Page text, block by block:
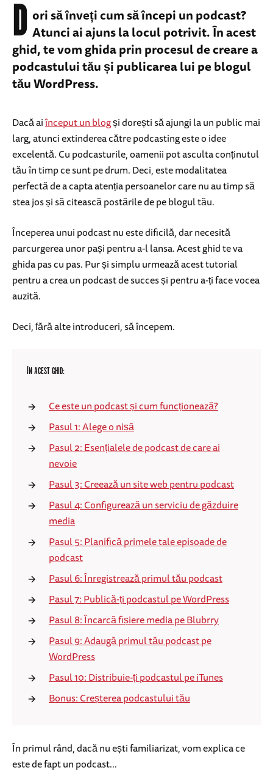
D ori să înveți cum să începi un podcast?
Atunci ai ajuns la locul potrivit. În acest
ghid, te vom ghida prin procesul de creare a
podcastului tău și publicarea lui pe blogul
tău WordPress.
Dacă aiînceput un blogși dorești să ajungi la un public mai
larg, atunci extinderea către podcasting este o idee
excelentă. Cu podcasturile, oamenii pot asculta conținutul
tău în timp ce sunt pe drum. Deci, este modalitatea
perfectă de a capta atenția persoanelor care nu au timp să
stea jos și să citească postările de pe blogul tău.
Începerea unui podcast nu este dificilă, dar necesită
parcurgerea unor pași pentru a-l lansa. Acest ghid te va
ghida pas cu pas. Pur și simplu urmează acest tutorial
pentru a crea un podcast de succes și pentru a-ți face vocea
auzită.
Deci, fără alte introduceri, să începem.
ÎN ACEST GHID:
Ce este un podcast și cum funcționează?
Pasul 1: Alege o nișă
Pasul 2: Esențialele de podcast de care ai
nevoie
Pasul 3: Creează un site web pentru podcast
Pasul 4: Configurează un serviciu de găzduire
media
Pasul 5: Planifică primele tale episoade de
podcast
Pasul 6: Înregistrează primul tău podcast
Pasul 7: Publică-ți podcastul pe WordPress
Pasul 8: Încarcă fișiere media pe Blubrry
Pasul 9: Adaugă primul tău podcast pe
WordPress
Pasul 10: Distribuie-ți podcastul pe iTunes
Bonus: Creșterea podcastului tău
În primul rând, dacă nu ești familiarizat, vom explica ce
este de fapt un podcast...